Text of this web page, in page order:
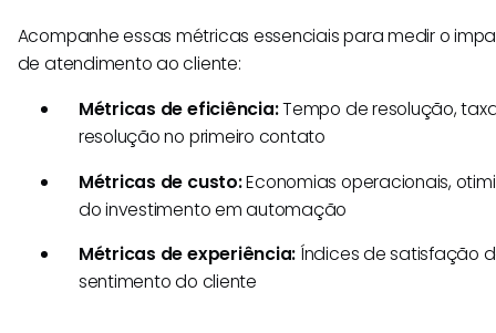
Acompanhe essas métricas essenciais para medir o
de atendimento ao cliente:
Métricas de eficiência:Tempo de resolução,
resolução no primeiro contato
Métricas de custo:Economias operacionais,
do investimento em automação
Métricas de experiência: Índices de satisfação
sentimento do cliente